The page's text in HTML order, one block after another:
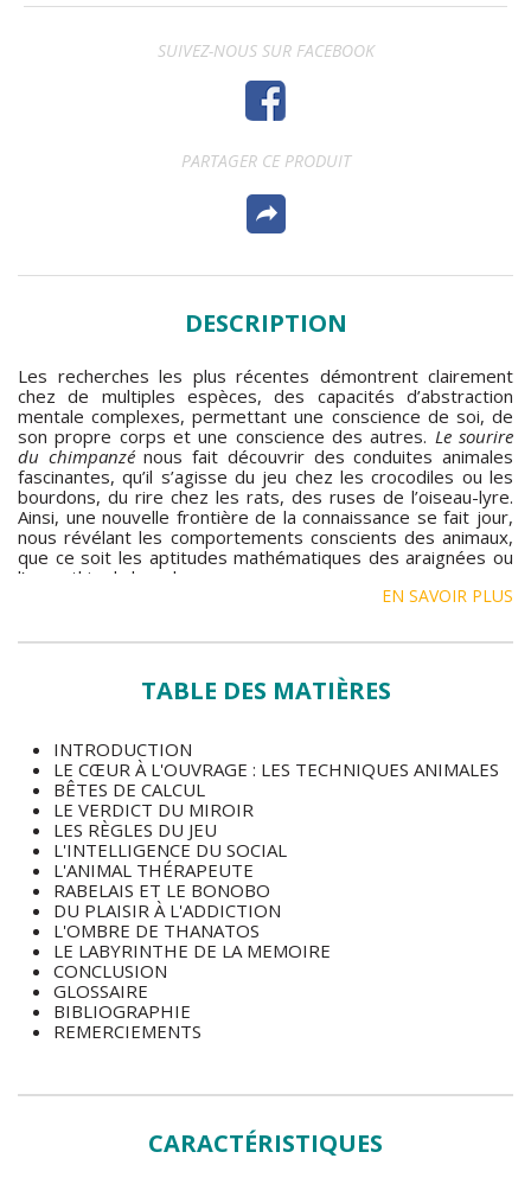
SUIVEZ-NOUS SUR FACEBOOK
PARTAGER CE PRODUIT
DESCRIPTION
Les recherches les plus récentes démontrent clairement
chez de multiples espèces, des capacités d’abstraction
mentale complexes, permettant une conscience de soi, de
son propre corps et une conscience des autres. Le sourire
du chimpanzénous fait découvrir des conduites animales
fascinantes, qu’il s’agisse du jeu chez les crocodiles ou les
bourdons, du rire chez les rats, des ruses de l’oiseau-lyre.
Ainsi, une nouvelle frontière de la connaissance se fait jour,
nous révélant les comportements conscients des animaux,
que ce soit les aptitudes mathématiques des araignées ou
l’empathie du bonobo…
Le livre ne se limite pas aux mammifères, comme c'est
explore aussi les oiseaux, les insectes, les poissons et
D’une lecture très agréable, rehaussée par les illustrations
d’Arnaud Rafaellan, les dix chapitres donnent matière à
EN SAVOIR PLUS
TABLE DES MATIÈRES
INTRODUCTION
LE CŒUR À L'OUVRAGE : LES TECHNIQUES ANIMALES
BÊTES DE CALCUL
LE VERDICT DU MIROIR
LES RÈGLES DU JEU
L'INTELLIGENCE DU SOCIAL
L'ANIMAL THÉRAPEUTE
RABELAIS ET LE BONOBO
DU PLAISIR À L'ADDICTION
L'OMBRE DE THANATOS
LE LABYRINTHE DE LA MEMOIRE
CONCLUSION
GLOSSAIRE
BIBLIOGRAPHIE
REMERCIEMENTS
CARACTÉRISTIQUES